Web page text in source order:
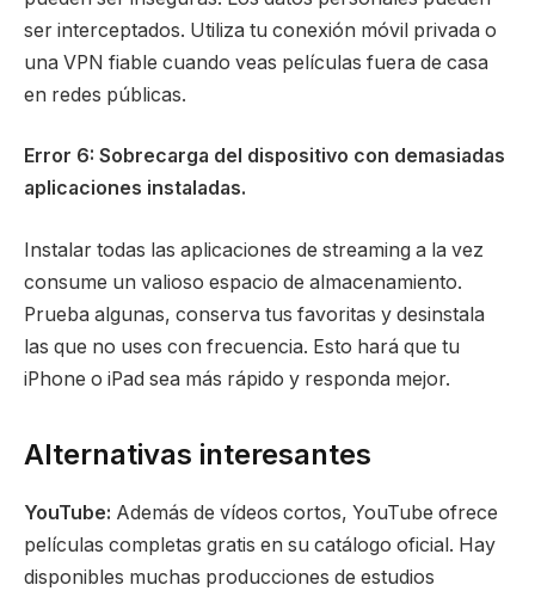
ser interceptados. Utiliza tu conexión móvil privada o
una VPN fiable cuando veas películas fuera de casa
en redes públicas.
Error 6: Sobrecarga del dispositivo con demasiadas
aplicaciones instaladas.
Instalar todas las aplicaciones de streaming a la vez
consume un valioso espacio de almacenamiento.
Prueba algunas, conserva tus favoritas y desinstala
las que no uses con frecuencia. Esto hará que tu
iPhone o iPad sea más rápido y responda mejor.
Alternativas interesantes
YouTube: Además de vídeos cortos, YouTube ofrece
películas completas gratis en su catálogo oficial. Hay
disponibles muchas producciones de estudios